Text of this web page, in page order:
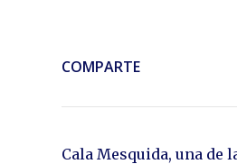
COMPARTE
Cala Mesquida, una de